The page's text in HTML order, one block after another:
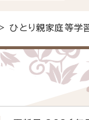
ひとり親家庭等学